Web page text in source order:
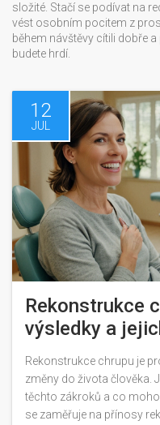
složité. Stačí se podívat na
vést osobním pocitem z
během návštěvy cítili dobře
budete hrdí.
12
JUL
Rekonstrukce
výsledky a
Rekonstrukce chrupu je
změny do života člověka.
těchto zákroků a co
se zaměřuje na přínosy